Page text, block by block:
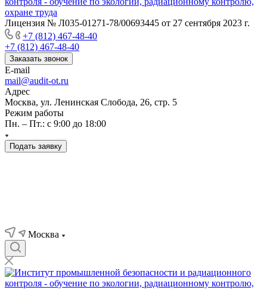
Лицензия № Л035-01271-78/00693445 от 27 сентября 2023 г.
+7 (812) 467-48-40
+7 (812) 467-48-40
Заказать звонок
E-mail
mail@audit-ot.ru
Адрес
Москва, ул. Ленинская Слобода, 26, стр. 5
Режим работы
Пн. – Пт.: с 9:00 до 18:00
Подать заявку
Москва